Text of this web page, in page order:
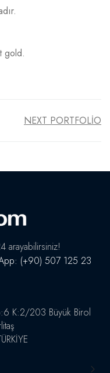
gold.
NEXT PORTFOLIO
arayabilirsiniz!
(+90) 507 125 23
K:2/203 Büyük Birol